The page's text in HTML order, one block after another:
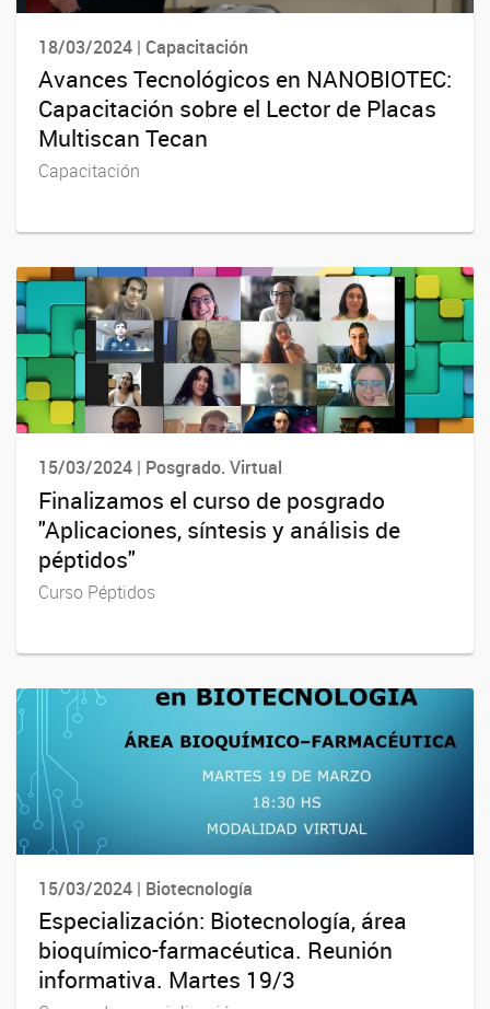
18/03/2024 | Capacitación
Avances Tecnológicos en NANOBIOTEC:
Capacitación sobre el Lector de Placas
Multiscan Tecan
Capacitación
15/03/2024 | Posgrado. Virtual
Finalizamos el curso de posgrado
"Aplicaciones, síntesis y análisis de
péptidos"
Curso Péptidos
15/03/2024 | Biotecnología
Especialización: Biotecnología, área
bioquímico-farmacéutica. Reunión
informativa. Martes 19/3